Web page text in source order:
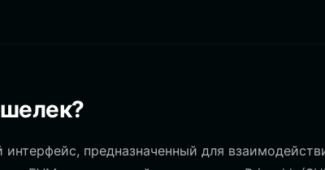
предназначенный для